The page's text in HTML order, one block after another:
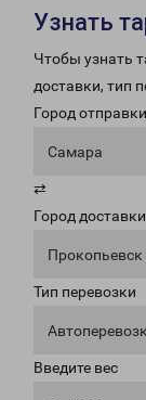
Узнать
Чтобы узнать
доставки, тип
Город отправки
Самара
⇄
Город доставки
Прокопьевск
Тип перевозки
Введите вес